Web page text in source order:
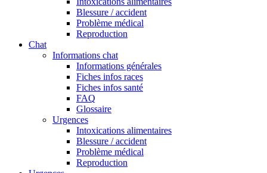
Blessure / accident
Problème médical
Reproduction
Chat
Informations chat
Informations générales
Fiches infos races
Fiches infos santé
FAQ
Glossaire
Urgences
Intoxications alimentaires
Blessure / accident
Problème médical
Reproduction